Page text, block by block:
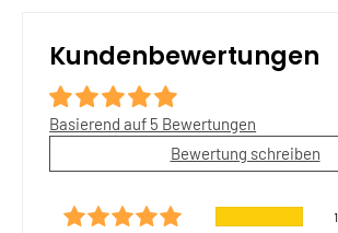
Kundenbewertungen
Basierend auf 5 Bewertungen
Bewertung schreiben